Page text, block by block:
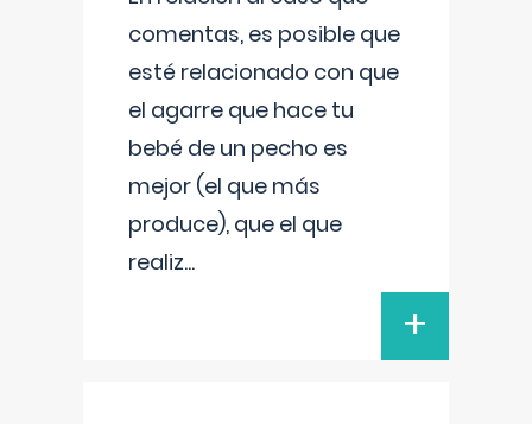
comentas, es posible que
esté relacionado con que
el agarre que hace tu
bebé de un pecho es
mejor (el que más
produce), que el que
realiz...
+